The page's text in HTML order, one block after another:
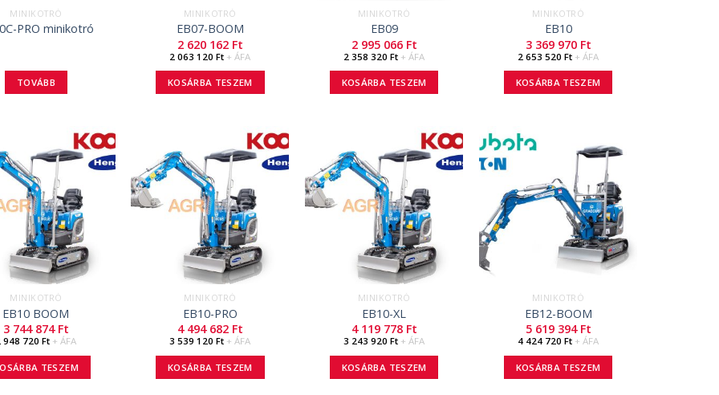
MINIKOTRÓ
PRO minikotró
TOVÁBB
MINIKOTRÓ
EB07-BOOM
2 620 162 Ft
2 063 120Ft + ÁFA
KOSÁRBA TESZEM
MINIKOTRÓ
EB09
2 995 066 Ft
2 358 320Ft + ÁFA
KOSÁRBA TESZEM
MINIKOTRÓ
EB10
3 369 970 Ft
2 653 520Ft + ÁFA
KOSÁRBA TESZEM
MINIKOTRÓ
EB10 BOOM
3 744 874 Ft
948 720Ft + ÁFA
TESZEM
MINIKOTRÓ
EB10-PRO
4 494 682 Ft
3 539 120Ft + ÁFA
KOSÁRBA TESZEM
MINIKOTRÓ
EB10-XL
4 119 778 Ft
3 243 920Ft + ÁFA
KOSÁRBA TESZEM
MINIKOTRÓ
EB12-BOOM
5 619 394 Ft
4 424 720Ft + ÁFA
KOSÁRBA TESZEM